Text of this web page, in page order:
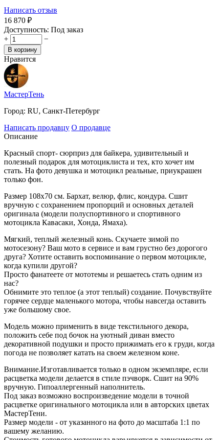
Написать отзыв
16 870 ₽
Доступность: Под заказ
+
−
В корзину
Нравится
МастерТень
Город: RU, Санкт-Петербург
Написать продавцу О продавце
Описание
Красный спорт- сюрприз для байкера, удивительный и
полезный подарок для мотоциклиста и тех, кто хочет им
стать. На фото девушка и мотоцикл реальные, приукрашен
только фон.
Размер 108х70 см. Бархат, велюр, флис, кондура. Сшит
вручную с сохранением пропорций и основных деталей
оригинала (модели полуспортивного и спортивного
мотоцикла Кавасаки, Хонда, Ямаха).
Мягкий, теплый железный конь. Скучаете зимой по
мотосезону? Ваш мото в сервисе и вам грустно без дорогого
друга? Хотите оставить воспоминание о первом мотоцикле,
когда купили другой?
Просто фанатеете от мототемы и решаетесь стать одним из
нас?
Обнимите это теплое (а этот теплый) создание. Почувствуйте
горячее сердце маленького мотора, чтобы навсегда оставить
уже большому свое.
Модель можно применить в виде текстильного декора,
положить себе под бочок на уютный диван вместо
декоративной подушки и просто прижимать его к груди, когда
погода не позволяет катать на своем железном коне.
Внимание.Изготавливается только в одном экземпляре, если
расцветка модели делается в стиле пэчворк. Сшит на 90%
вручную. Гипоаллергенный наполнитель.
Под заказ возможно воспроизведение модели в точной
расцветке оригинального мотоцикла или в авторских цветах
МастерТени.
Размер модели - от указанного на фото до масштаба 1:1 по
вашему желанию.